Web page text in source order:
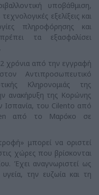
υποβάθμιση,
εξελίξεις και
πληροφόρησης και
τα εξασφαλίσει
χρόνια από την εγγραφή
Αντιπροσωπευτικό
Κληρονομιάς της
ανακήρυξη της Κορώνης
Ισπανία, του Cilento από
από το Μαρόκο σε
μπορεί να οριστεί
χώρες που βρίσκονται
Έχει αναγνωριστεί ως
την ευζωία και τη